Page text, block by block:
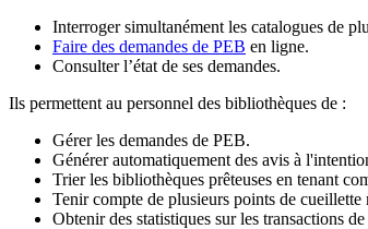
Interroger simultanément les catalogues de
Faire des demandes de PEB en ligne.
Consulter l’état de ses demandes.
Ils permettent au personnel des bibliothèques de :
Gérer les demandes de PEB.
Générer automatiquement des avis à
Trier les bibliothèques prêteuses en tenant
Tenir compte de plusieurs points de cueillette
Obtenir des statistiques sur les transactions